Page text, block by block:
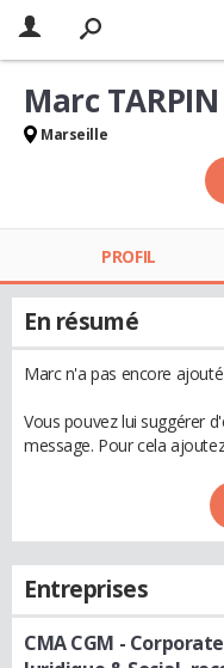
Marc TARPIN
Marseille
PROFIL
En résumé
Marc n'a pas encore
Vous pouvez lui suggérer
message. Pour cela
Entreprises
CMA CGM -